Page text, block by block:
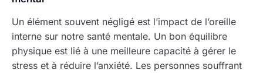
Un élément souvent négligé est l’impact de l’oreille
interne sur notre santé mentale. Un bon équilibre
physique est lié à une meilleure capacité à gérer le
stress et à réduire l’anxiété. Les personnes souffrant